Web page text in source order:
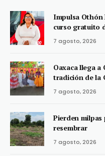
Impulsa Othón
curso gratuito
7 agosto, 2026
Oaxaca llega a
tradición de la
7 agosto, 2026
Pierden milpas
resembrar
7 agosto, 2026